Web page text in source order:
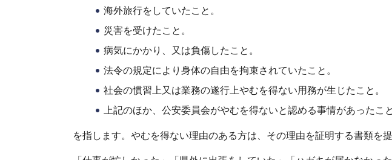
海外旅行をしていたこと。
災害を受けたこと。
病気にかかり、又は負傷したこと。
法令の規定により身体の自由を拘束されていたこと。
社会の慣習上又は業務の遂行上やむを得ない用務が生じたこと。
上記のほか、公安委員会がやむを得ないと認める事情があったこと
を指します。やむを得ない理由のある方は、その理由を証明する書類を